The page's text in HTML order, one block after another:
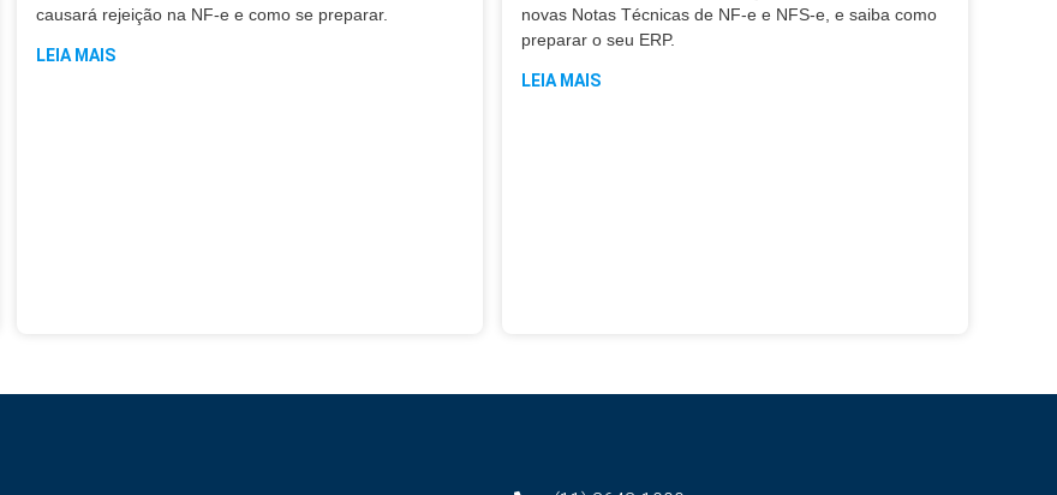
causará rejeição na NF-e e como se preparar.
LEIA MAIS
novas Notas Técnicas de NF-e e NFS-e, e saiba como
preparar o seu ERP.
LEIA MAIS